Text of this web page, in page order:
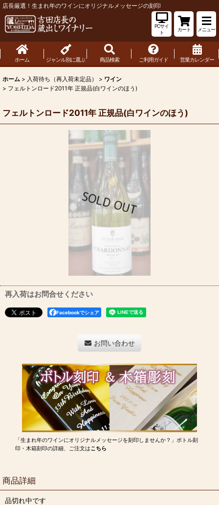
店長厳選！生まれ年のワインにオリジナルメッセージの刻印
PCサイ
ト
カート メニュー
ホーム ジャンル別に選ぶ 商品検索 ご利用ガイド 営業カレンダー
ホーム > 入荷待ち（再入荷未定品） > ワイン
> フェルトンロード2011年 正規品(白ワインのほう)
フェルトンロード2011年 正規品(白ワインのほう)
再入荷はお問合せください
Facebookでシェア
お問い合わせ
「生まれ年のワインにオリジナルメッセージを刻印しませんか？」ボトル刻
印・木箱刻印の詳細、ご注文はこちら
商品詳細
品切れ中です